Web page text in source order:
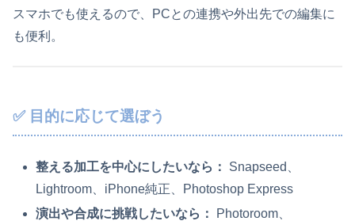
スマホでも使えるので、PCとの連携や外出先での編集に
も便利。
✅ 目的に応じて選ぼう
整える加工を中心にしたいなら：
Snapseed、
Lightroom、iPhone純正、Photoshop Express
演出や合成に挑戦したいなら：
Photoroom、